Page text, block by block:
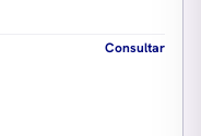
Consultar